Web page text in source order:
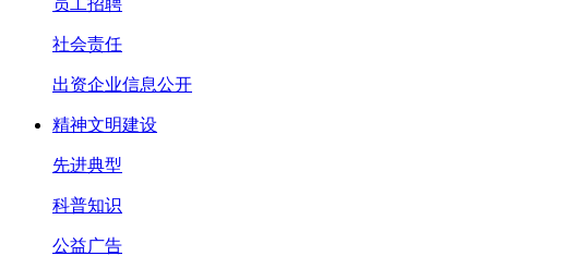
社会责任
出资企业信息公开
精神文明建设
先进典型
科普知识
公益广告